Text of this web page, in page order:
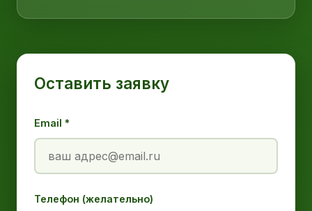
Оставить заявку
Email *
Телефон (желательно)